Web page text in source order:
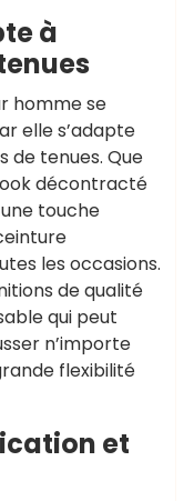
à
homme se
elle s’adapte
tenues. Que
décontracté
touche
les occasions.
de qualité
qui peut
n’importe
flexibilité
et